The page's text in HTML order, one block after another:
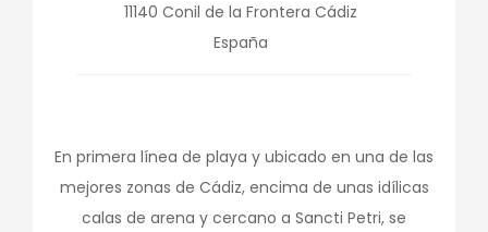
11140 Conil de la Frontera Cádiz
España
En primera línea de playa y ubicado en una de las
mejores zonas de Cádiz, encima de unas idílicas
calas de arena y cercano a Sancti Petri, se